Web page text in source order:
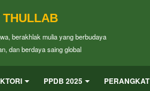
THULLAB
berakhlak mulia yang berbudaya
dan berdaya saing global
PPDB 2025